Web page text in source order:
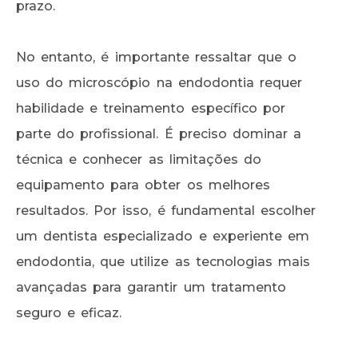
prazo.
No entanto, é importante ressaltar que o
uso do microscópio na endodontia requer
habilidade e treinamento específico por
parte do profissional. É preciso dominar a
técnica e conhecer as limitações do
equipamento para obter os melhores
resultados. Por isso, é fundamental escolher
um dentista especializado e experiente em
endodontia, que utilize as tecnologias mais
avançadas para garantir um tratamento
seguro e eficaz.